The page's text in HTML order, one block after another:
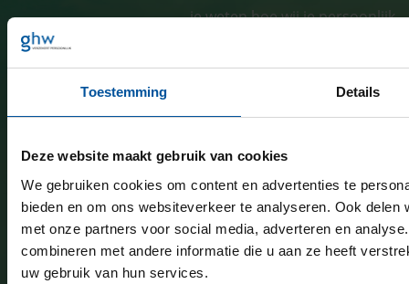
Toestemming Details
Deze website maakt gebruik van cookies
We gebruiken cookies om content en advertenties te
bieden en om ons websiteverkeer te analyseren. Ook
met onze partners voor social media, adverteren en
combineren met andere informatie die u aan ze heeft
uw gebruik van hun services.
je weten hoe wij je persoonlijk
met ons op.